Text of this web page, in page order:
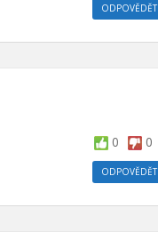
ODPOVĚDĚT
0 0
ODPOVĚDĚT